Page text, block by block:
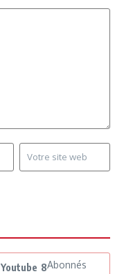
Youtube 8Abonnés